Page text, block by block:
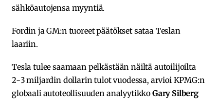
sähköautojensa myyntiä.
Fordin ja GM:n tuoreet päätökset sataa Teslan
laariin.
Tesla tulee saamaan pelkästään näiltä autoilijoilta
2-3 miljardin dollarin tulot vuodessa, arvioi KPMG:n
globaali autoteollisuuden analyytikko Gary Silberg